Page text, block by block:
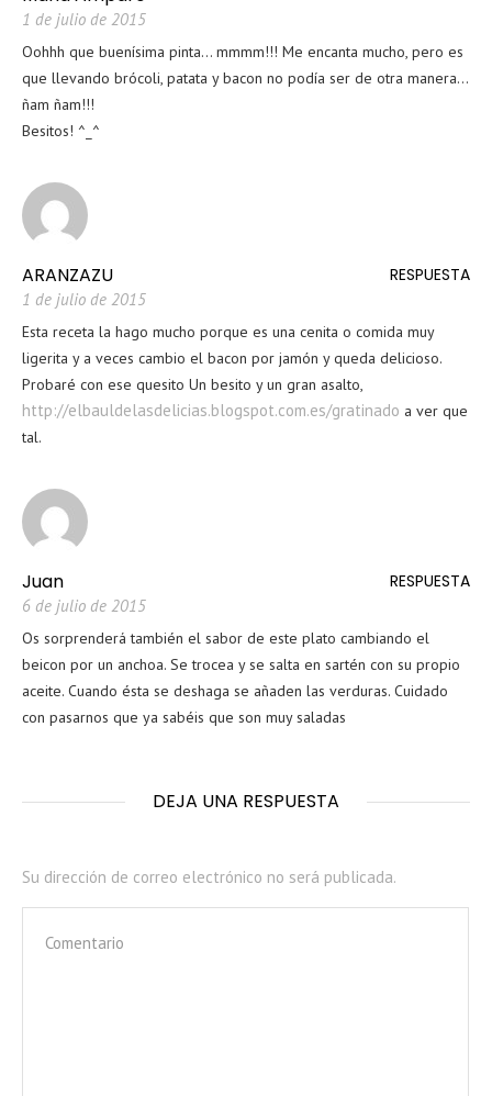
1 de julio de 2015
Oohhh que buenísima pinta… mmmm!!! Me encanta mucho, pero es
que llevando brócoli, patata y bacon no podía ser de otra manera…
ñam ñam!!!
Besitos! ^_^
RESPUESTA
ARANZAZU
1 de julio de 2015
Esta receta la hago mucho porque es una cenita o comida muy
ligerita y a veces cambio el bacon por jamón y queda delicioso.
Probaré con ese quesito Un besito y un gran asalto,
http://elbauldelasdelicias.blogspot.com.es/gratinado a ver que
tal.
RESPUESTA
Juan
6 de julio de 2015
Os sorprenderá también el sabor de este plato cambiando el
beicon por un anchoa. Se trocea y se salta en sartén con su propio
aceite. Cuando ésta se deshaga se añaden las verduras. Cuidado
con pasarnos que ya sabéis que son muy saladas
DEJA UNA RESPUESTA
Su dirección de correo electrónico no será publicada.